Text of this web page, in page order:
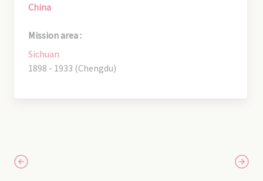
China
Mission area :
Sichuan
1898 - 1933 (Chengdu)